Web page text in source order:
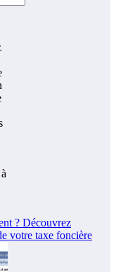
? Découvrez
votre taxe foncière